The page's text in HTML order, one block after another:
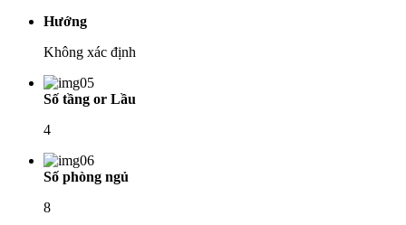
Hướng
Không xác định
Số tầng or Lầu
4
Số phòng ngủ
8